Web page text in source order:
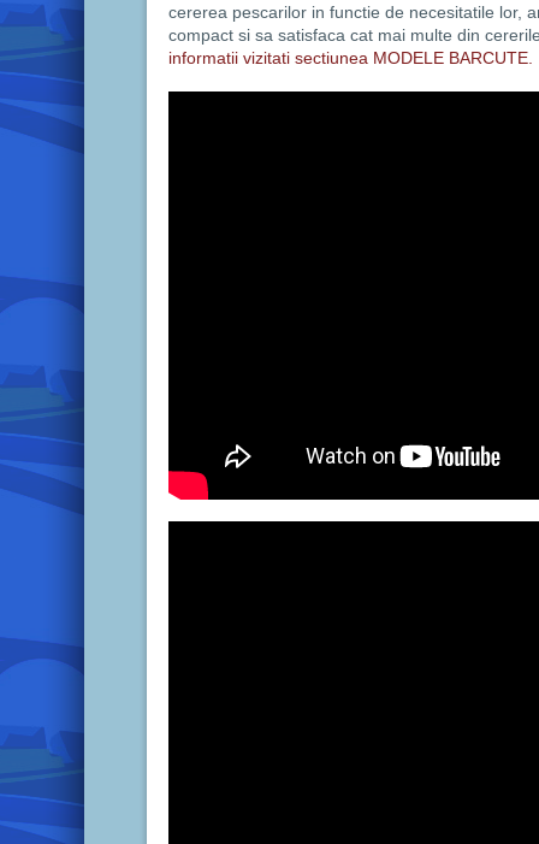
cererea pescarilor in functie de necesitatile lor,
compact si sa satisfaca cat mai multe din
informatii vizitati sectiunea MODELE BARCUTE.